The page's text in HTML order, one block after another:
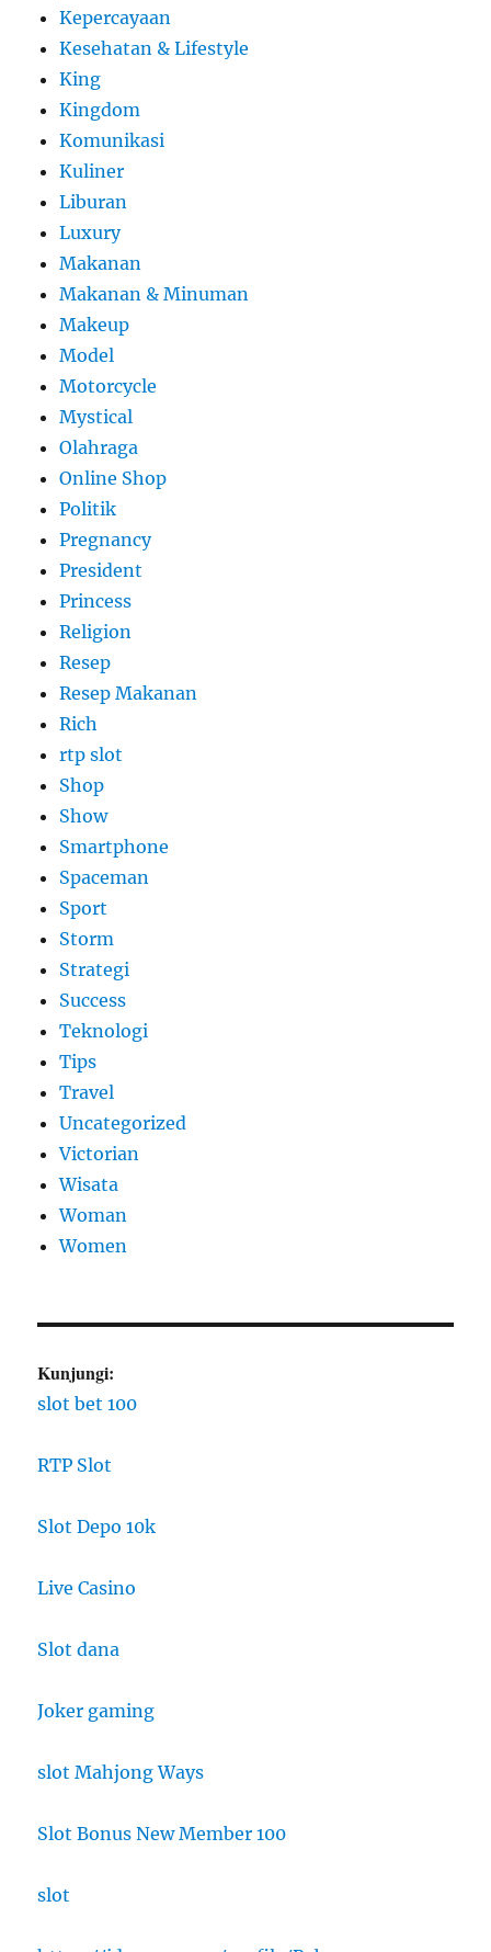
Kepercayaan
Kesehatan & Lifestyle
King
Kingdom
Komunikasi
Kuliner
Liburan
Luxury
Makanan
Makanan & Minuman
Makeup
Model
Motorcycle
Mystical
Olahraga
Online Shop
Politik
Pregnancy
President
Princess
Religion
Resep
Resep Makanan
Rich
rtp slot
Shop
Show
Smartphone
Spaceman
Sport
Storm
Strategi
Success
Teknologi
Tips
Travel
Uncategorized
Victorian
Wisata
Woman
Women
Kunjungi:
slot bet 100
RTP Slot
Slot Depo 10k
Live Casino
Slot dana
Joker gaming
slot Mahjong Ways
Slot Bonus New Member 100
slot